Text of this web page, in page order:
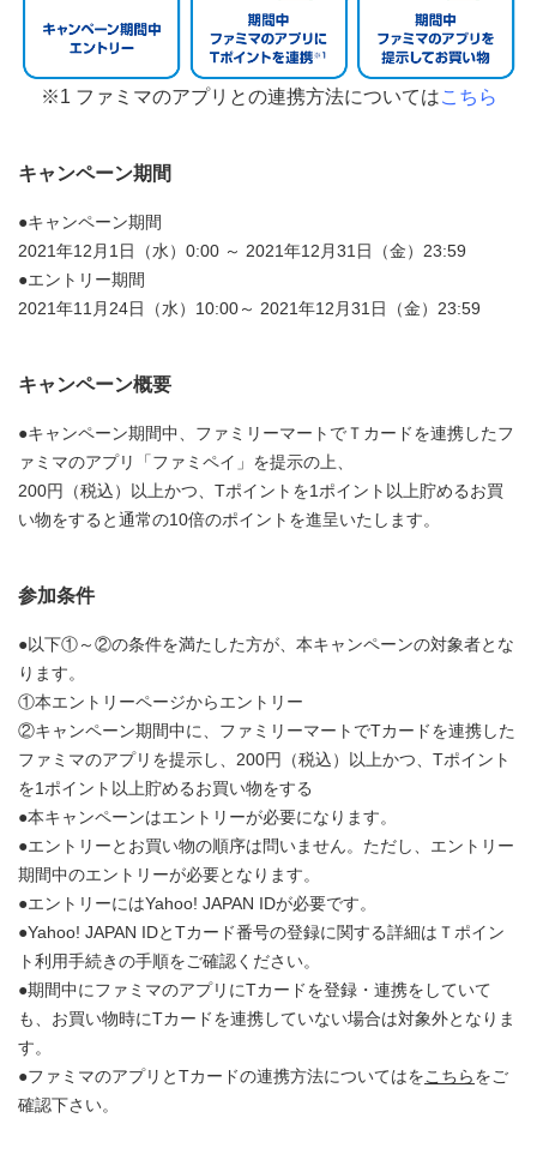
※1 ファミマのアプリとの連携方法についてはこちら
キャンペーン期間
●キャンペーン期間
2021年12月1日（水）0:00 ～ 2021年12月31日（金）23:59
●エントリー期間
2021年11月24日（水）10:00～ 2021年12月31日（金）23:59
キャンペーン概要
●キャンペーン期間中、ファミリーマートでＴカードを連携したフ
ァミマのアプリ「ファミペイ」を提示の上、
200円（税込）以上かつ、Tポイントを1ポイント以上貯めるお買
い物をすると通常の10倍のポイントを進呈いたします。
参加条件
●以下①～②の条件を満たした方が、本キャンペーンの対象者とな
ります。
①本エントリーページからエントリー
②キャンペーン期間中に、ファミリーマートでTカードを連携した
ファミマのアプリを提示し、200円（税込）以上かつ、Tポイント
を1ポイント以上貯めるお買い物をする
●本キャンペーンはエントリーが必要になります。
●エントリーとお買い物の順序は問いません。ただし、エントリー
期間中のエントリーが必要となります。
●エントリーにはYahoo! JAPAN IDが必要です。
●Yahoo! JAPAN IDとTカード番号の登録に関する詳細はＴポイン
ト利用手続きの手順をご確認ください。
●期間中にファミマのアプリにTカードを登録・連携をしていて
も、お買い物時にTカードを連携していない場合は対象外となりま
す。
●ファミマのアプリとTカードの連携方法についてはをこちらをご
確認下さい。